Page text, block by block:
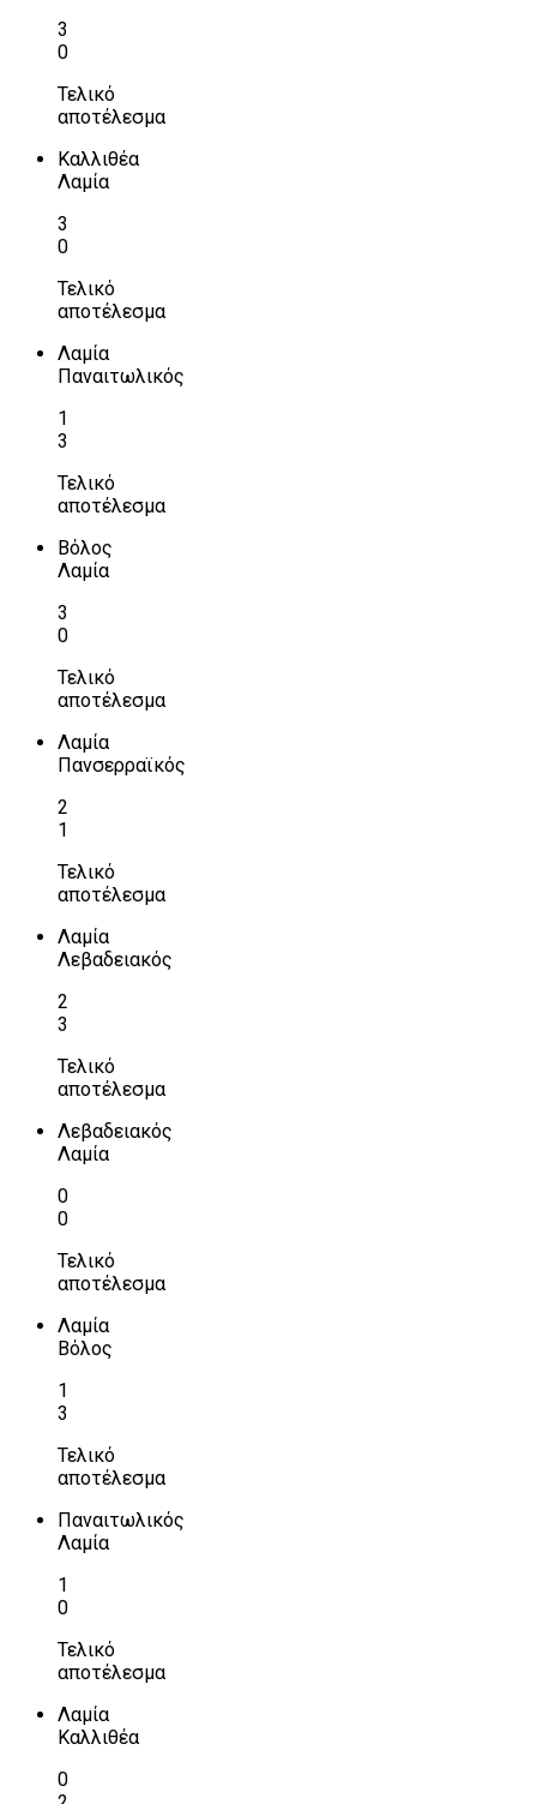
3
0
Τελικό
αποτέλεσμα
Καλλιθέα
Λαμία
3
0
Τελικό
αποτέλεσμα
Λαμία
Παναιτωλικός
1
3
Τελικό
αποτέλεσμα
Βόλος
Λαμία
3
0
Τελικό
αποτέλεσμα
Λαμία
Πανσερραϊκός
2
1
Τελικό
αποτέλεσμα
Λαμία
Λεβαδειακός
2
3
Τελικό
αποτέλεσμα
Λεβαδειακός
Λαμία
0
0
Τελικό
αποτέλεσμα
Λαμία
Βόλος
1
3
Τελικό
αποτέλεσμα
Παναιτωλικός
Λαμία
1
0
Τελικό
αποτέλεσμα
Λαμία
Καλλιθέα
0